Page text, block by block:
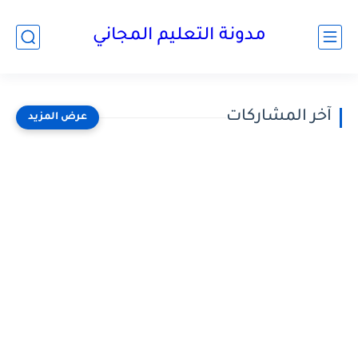
مدونة التعليم المجاني
آخر المشاركات